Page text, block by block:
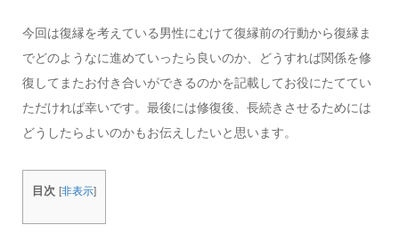
今回は復縁を考えている男性にむけて復縁前の行動から復縁ま
でどのようなに進めていったら良いのか、どうすれば関係を修
復してまたお付き合いができるのかを記載してお役にたててい
ただければ幸いです。最後には修復後、長続きさせるためには
どうしたらよいのかもお伝えしたいと思います。
目次 [非表示]